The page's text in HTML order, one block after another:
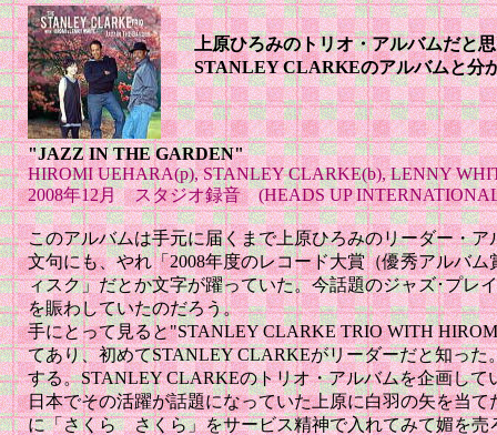
上原ひろみのトリオ・アルバムだと
STANLEY CLARKEのアルバムと分
"JAZZ IN THE GARDEN"
HIROMI UEHARA(p), STANLEY CLARKE(b), LENNY
2008年12月 スタジオ録音 (HEADS UP INTERNATIONAL
このアルバムは手元に届くまで上原ひろみのリーダー・
文句にも、やれ「2008年度のレコード大賞（優秀アルバ
ィスク」だとか文字が躍っていた。今話題のジャズ･プレ
を賑わしていたのだろう。
手にとって見ると"STANLEY CLARKE TRIO WITH
てあり、初めてSTANLEY CLARKEがリーダーだと知った
する。STANLEY CLARKEのトリオ・アルバムを企画して
日本でその活躍が話題になっていた上原に白羽の矢を当
に「さくら さくら」をサービス精神で入れてみて媚を売